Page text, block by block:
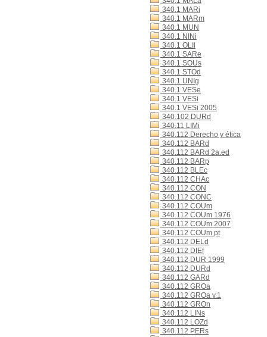
340.1 MARi
340.1 MARm
340.1 MUN
340.1 NINi
340.1 OLIl
340.1 SARe
340.1 SOUs
340.1 STOd
340.1 UNIg
340.1 VESe
340.1 VESi
340.1 VESi 2005
340.102 DURd
340.11 LIMi
340.112 Derecho y ética
340.112 BARd
340.112 BARd 2a.ed
340.112 BARp
340.112 BLEc
340.112 CHAc
340.112 CON
340.112 CONC
340.112 COUm
340.112 COUm 1976
340.112 COUm 2007
340.112 COUm pt
340.112 DELd
340.112 DIEf
340.112 DUR 1999
340.112 DURd
340.112 GARd
340.112 GROa
340.112 GROa v.1
340.112 GROn
340.112 LINs
340.112 LOZd
340.112 PERs